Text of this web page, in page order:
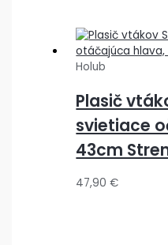
Holub
Plasič
svietiace
43cm
47,90€